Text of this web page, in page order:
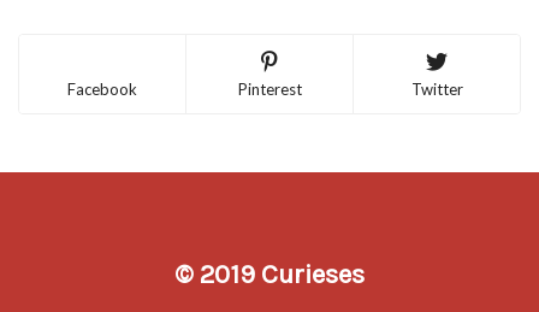
Facebook Pinterest Twitter
© 2019 Curieses